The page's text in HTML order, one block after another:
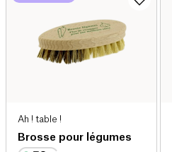
Ah ! table !
Brosse pour légumes